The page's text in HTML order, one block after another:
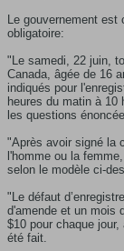
Le gouvernement
obligatoire:
"Le samedi, 22 juin,
Canada, âgée de 16
indiqués pour
heures du matin à 10
les questions
"Après avoir signé la
l'homme ou la
selon le modèle ci-
"Le défaut
d'amende et un mois
$10 pour chaque
été fait.